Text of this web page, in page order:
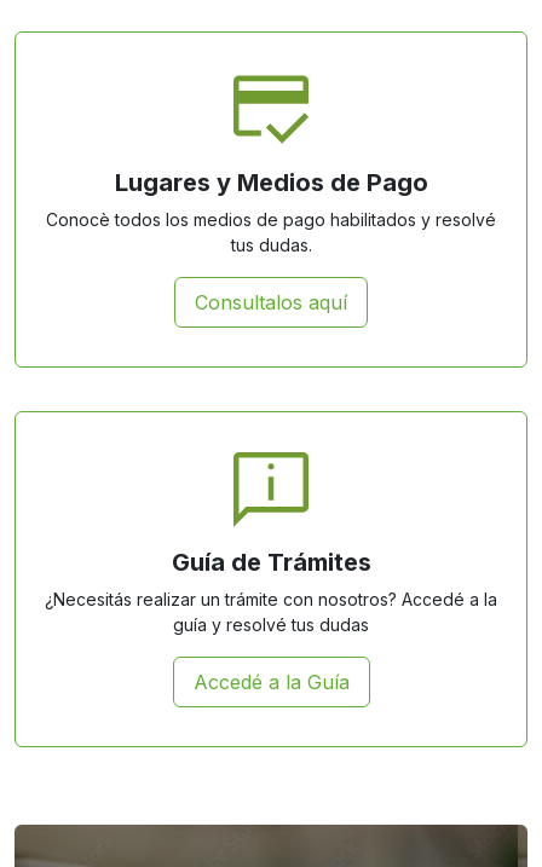
Lugares y Medios de Pago
Conocè todos los medios de pago habilitados y resolvé
tus dudas.
Consultalos aquí
Guía de Trámites
¿Necesitás realizar un trámite con nosotros? Accedé a la
guía y resolvé tus dudas
Accedé a la Guía